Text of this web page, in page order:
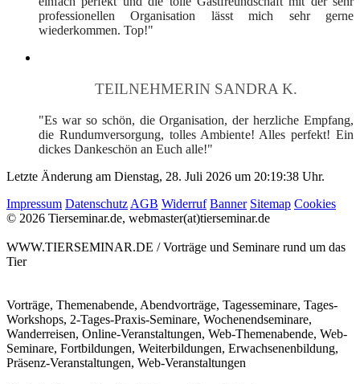
professionellen Organisation lässt mich sehr gerne
wiederkommen. Top!"
TEILNEHMERIN SANDRA K.
"Es war so schön, die Organisation, der herzliche Empfang,
die Rundumversorgung, tolles Ambiente! Alles perfekt! Ein
dickes Dankeschön an Euch alle!"
Letzte Änderung am Dienstag, 28. Juli 2026 um 20:19:38 Uhr.
Impressum DatenschutzAGB Widerruf Banner Sitemap Cookies
© 2026 Tierseminar.de, webmaster(at)tierseminar.de
WWW.TIERSEMINAR.DE / Vorträge und Seminare rund um das
Tier
Vorträge, Themenabende, Abendvorträge, Tagesseminare, Tages-
Workshops, 2-Tages-Praxis-Seminare, Wochenendseminare,
Wanderreisen, Online-Veranstaltungen, Web-Themenabende, Web-
Seminare, Fortbildungen, Weiterbildungen, Erwachsenenbildung,
Präsenz-Veranstaltungen, Web-Veranstaltungen